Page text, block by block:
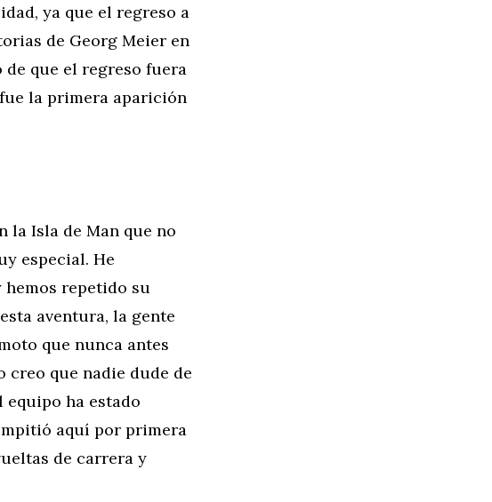
ya que el regreso a
de Georg Meier en
de que el regreso fuera
fue la primera aparición
la Isla de Man que no
especial. He
repetido su
aventura, la gente
que nunca antes
creo que nadie dude de
equipo ha estado
aquí por primera
de carrera y